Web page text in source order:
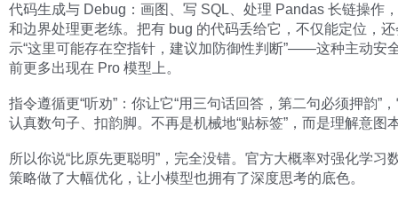
代码生成与 Debug：画图、写 SQL、处理 Pandas 长链操作
和边界处理更老练。把有 bug 的代码丢给它，不仅能定位，
示“这里可能存在空指针，建议加防御性判断”——这种主动安
前更多出现在 Pro 模型上。
指令遵循更“听劝”：你让它“用三句话回答，第二句必须押韵”
认真数句子、扣韵脚。不再是机械地“贴标签”，而是理解意图
所以你说“比原先更聪明”，完全没错。官方大概率对强化学习
策略做了大幅优化，让小模型也拥有了深度思考的底色。